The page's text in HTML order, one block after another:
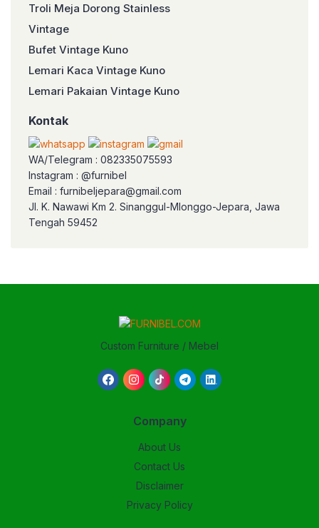
Troli Meja Dorong Stainless
Vintage
Bufet Vintage Kuno
Lemari Kaca Vintage Kuno
Lemari Pakaian Vintage Kuno
Kontak
WA/Telegram : 082335075593
Instagram : @furnibel
Email : furnibeljepara@gmail.com
Jl. K. Nawawi Km 2. Sinanggul-Mlonggo-Jepara, Jawa
Tengah 59452
Custom Furniture / Mebel
Company
About Us
Contact Us
Disclaimer
Privacy Policy